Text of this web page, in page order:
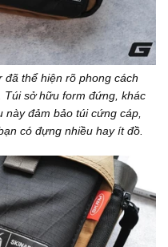
thể hiện rõ phong cách
Túi sở hữu form đứng, khác
này đảm bảo túi cứng cáp,
có đựng nhiều hay ít đồ.